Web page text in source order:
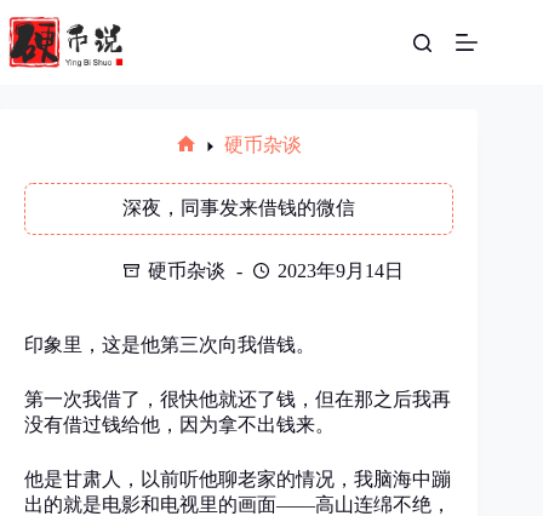
至
内
页
硬币杂谈
深夜，同事发来借钱的微信
硬币杂谈 2023年9月14日
印象里，这是他第三次向我借钱。
第一次我借了，很快他就还了钱，但在那之后我再
没有借过钱给他，因为拿不出钱来。
他是甘肃人，以前听他聊老家的情况，我脑海中蹦
出的就是电影和电视里的画面——高山连绵不绝，